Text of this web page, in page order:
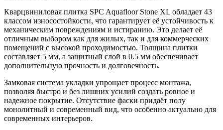
Кварцвиниловая плитка SPC Aquafloor Stone XL обладает 43
классом износостойкости, что гарантирует её устойчивость к
механическим повреждениям и истиранию. Это делает её
отличным выбором как для жилых, так и для коммерческих
помещений с высокой проходимостью. Толщина плитки
составляет 5 мм, а защитный слой в 0.5 мм обеспечивает
дополнительную прочность и долговечность.
Замковая система укладки упрощает процесс монтажа,
позволяя быстро и без лишних усилий создать ровное и
надежное покрытие. Отсутствие фаски придаёт полу
монолитный и современный вид, что особенно актуально для
современных интерьеров.